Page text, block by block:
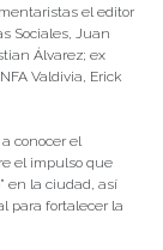
el editor
Sociales, Juan
Álvarez; ex
Valdivia, Erick
conocer el
el impulso que
en la ciudad, así
para fortalecer la